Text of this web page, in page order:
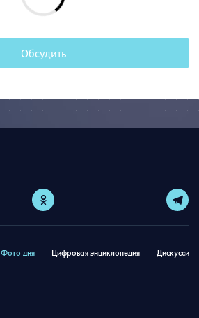
Обсудить
Фото дня Цифровая энциклопедия